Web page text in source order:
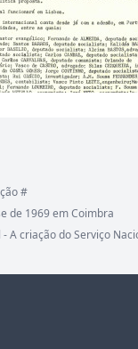
#
de 1969 em Coimbra
- A criação do Serviço